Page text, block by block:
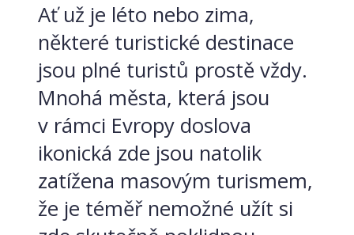
Ať už je léto nebo zima,
některé turistické destinace
jsou plné turistů prostě vždy.
Mnohá města, která jsou
v rámci Evropy doslova
ikonická zde jsou natolik
zatížena masovým turismem,
že je téměř nemožné užít si